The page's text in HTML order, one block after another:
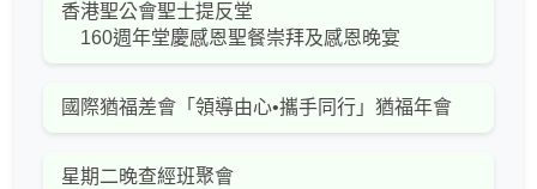
香港聖公會聖士提反堂
160週年堂慶感恩聖餐崇拜及感恩晚宴
國際猶福差會「領導由心•攜手同行」猶福年會
星期二晚查經班聚會